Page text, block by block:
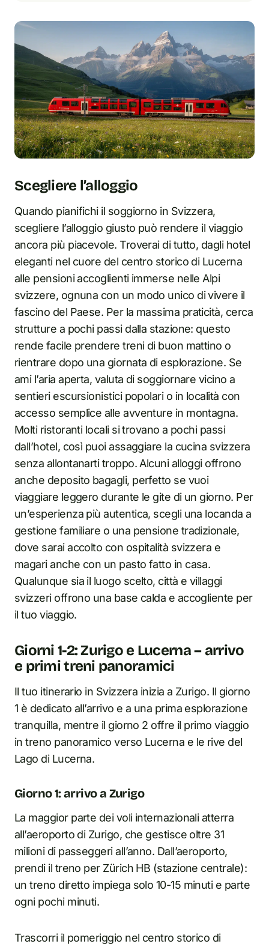
Scegliere l’alloggio
Quando pianifichi il soggiorno in Svizzera,
scegliere l’alloggio giusto può rendere il viaggio
ancora più piacevole. Troverai di tutto, dagli hotel
eleganti nel cuore del centro storico di Lucerna
alle pensioni accoglienti immerse nelle Alpi
svizzere, ognuna con un modo unico di vivere il
fascino del Paese. Per la massima praticità, cerca
strutture a pochi passi dalla stazione: questo
rende facile prendere treni di buon mattino o
rientrare dopo una giornata di esplorazione. Se
ami l’aria aperta, valuta di soggiornare vicino a
sentieri escursionistici popolari o in località con
accesso semplice alle avventure in montagna.
Molti ristoranti locali si trovano a pochi passi
dall’hotel, così puoi assaggiare la cucina svizzera
senza allontanarti troppo. Alcuni alloggi offrono
anche deposito bagagli, perfetto se vuoi
viaggiare leggero durante le gite di un giorno. Per
un’esperienza più autentica, scegli una locanda a
gestione familiare o una pensione tradizionale,
dove sarai accolto con ospitalità svizzera e
magari anche con un pasto fatto in casa.
Qualunque sia il luogo scelto, città e villaggi
svizzeri offrono una base calda e accogliente per
il tuo viaggio.
Giorni 1-2: Zurigo e Lucerna – arrivo
e primi treni panoramici
Il tuo itinerario in Svizzera inizia a Zurigo. Il giorno
1 è dedicato all’arrivo e a una prima esplorazione
tranquilla, mentre il giorno 2 offre il primo viaggio
in treno panoramico verso Lucerna e le rive del
Lago di Lucerna.
Giorno 1: arrivo a Zurigo
La maggior parte dei voli internazionali atterra
all’aeroporto di Zurigo, che gestisce oltre 31
milioni di passeggeri all’anno. Dall’aeroporto,
prendi il treno per Zürich HB (stazione centrale):
un treno diretto impiega solo 10-15 minuti e parte
ogni pochi minuti.
Trascorri il pomeriggio nel centro storico di